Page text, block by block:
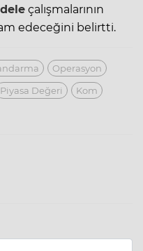
çalışmalarının
edeceğini belirtti.
Operasyon
Piyasa Değeri
Kom